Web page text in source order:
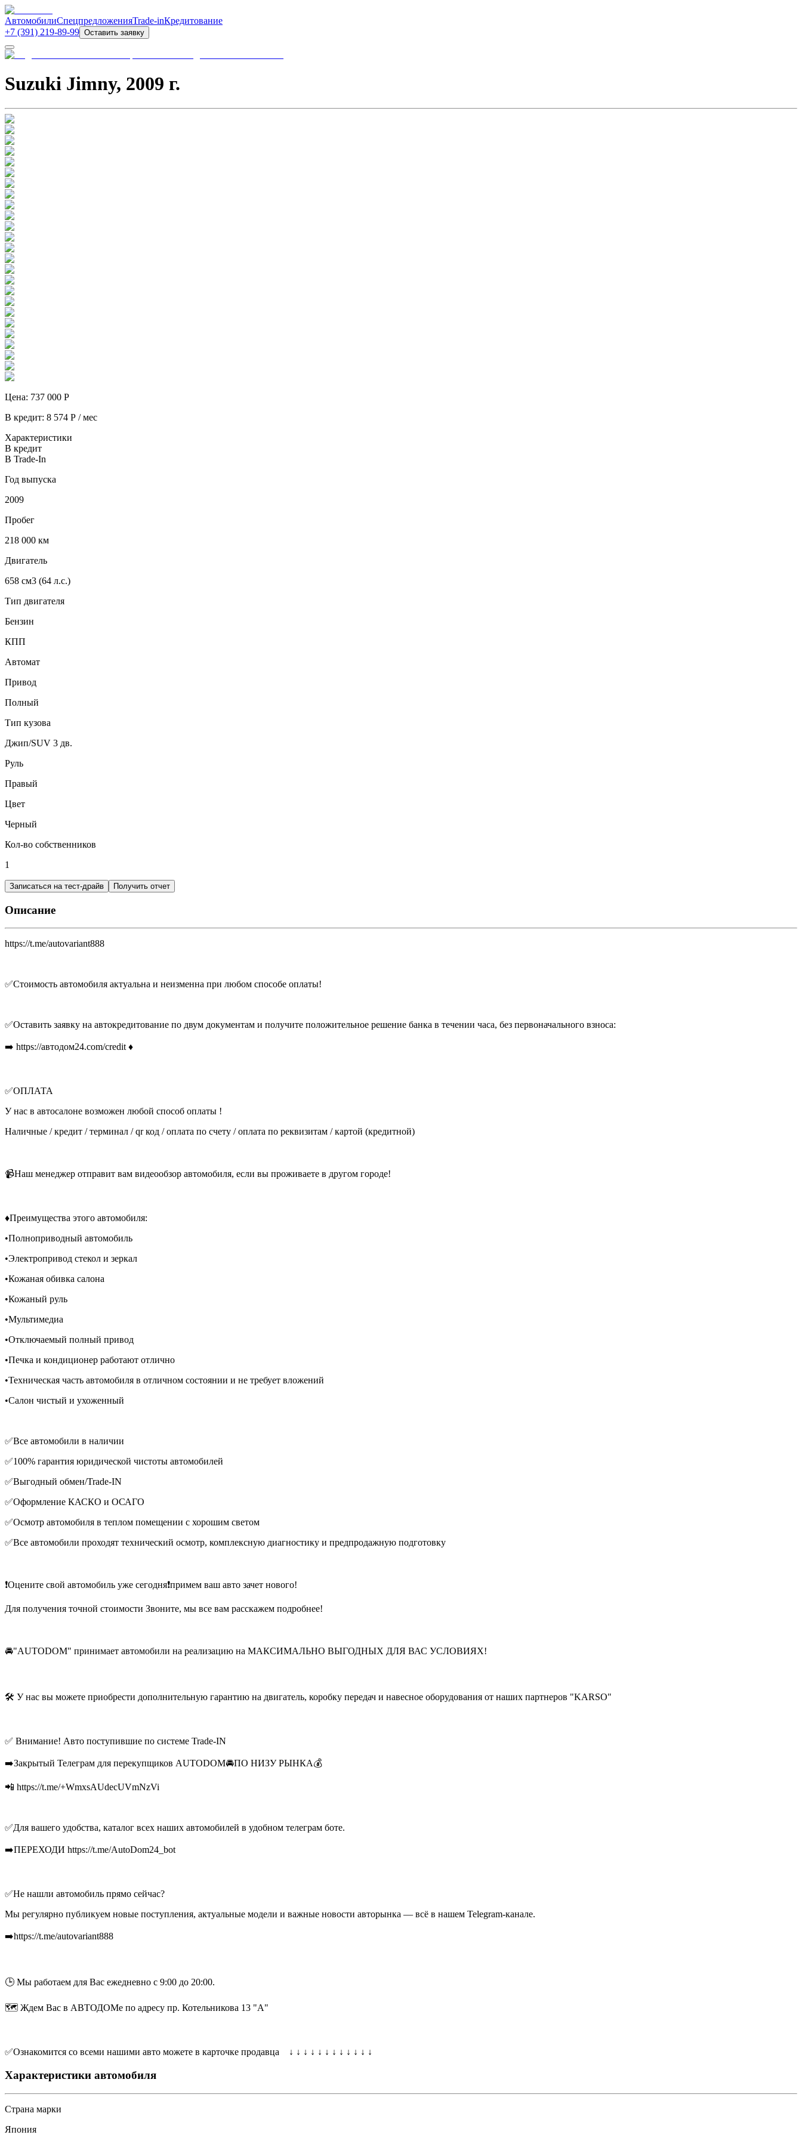
АвтомобилиСпецпредложенияTrade-inКредитование
+7 (391) 219-89-99 Оставить заявку
Suzuki Jimny, 2009 г.
Цена: 737 000 Р
В кредит: 8 574 Р / мес
Характеристики
В кредит
В Trade-In
Год выпуска
2009
Пробег
218 000 км
Двигатель
658 см3 (64 л.с.)
Тип двигателя
Бензин
КПП
Автомат
Привод
Полный
Тип кузова
Джип/SUV 3 дв.
Руль
Правый
Цвет
Черный
Кол-во собственников
1
Записаться на тест-драйв Получить отчет
Описание
https://t.me/autovariant888
✅Стоимость автомобиля актуальна и неизменна при любом способе оплаты!
✅Оставить заявку на автокредитование по двум документам и получите положительное решение банка в течении часа, без первоначального взноса:
➡️ https://автодом24.com/credit ♦️
✅ОПЛАТА
У нас в автосалоне возможен любой способ оплаты !
Наличные / кредит / терминал / qr код / оплата по счету / оплата по реквизитам / картой (кредитной)
📹Наш менеджер отправит вам видеообзор автомобиля, если вы проживаете в другом городе!
♦️Преимущества этого автомобиля:
•Полноприводный автомобиль
•Электропривод стекол и зеркал
•Кожаная обивка салона
•Кожаный руль
•Мультимедиа
•Отключаемый полный привод
•Печка и кондиционер работают отлично
•Техническая часть автомобиля в отличном состоянии и не требует вложений
•Салон чистый и ухоженный
✅Все автомобили в наличии
✅100% гарантия юридической чистоты автомобилей
✅Выгодный обмен/Trade-IN
✅Оформление КАСКО и ОСАГО
✅Осмотр автомобиля в теплом помещении с хорошим светом
✅Все автомобили проходят технический осмотр, комплексную диагностику и предпродажную подготовку
❗️Оцените свой автомобиль уже сегодня❗️примем ваш авто зачет нового!
Для получения точной стоимости Звоните, мы все вам расскажем подробнее!
🚘"AUTODOM" принимает автомобили на реализацию на МАКСИМАЛЬНО ВЫГОДНЫХ ДЛЯ ВАС УСЛОВИЯХ!
🛠 У нас вы можете приобрести дополнительную гарантию на двигатель, коробку передач и навесное оборудования от наших партнеров "KARSO"
✅ Внимание! Авто поступившие по системе Trade-IN
➡️Закрытый Телеграм для перекупщиков AUTODOM🚘ПО НИЗУ РЫНКА💰
📲 https://t.me/+WmxsAUdecUVmNzVi
✅Для вашего удобства, каталог всех наших автомобилей в удобном телеграм боте.
➡️ПЕРЕХОДИ https://t.me/AutoDom24_bot
✅Не нашли автомобиль прямо сейчас?
Мы регулярно публикуем новые поступления, актуальные модели и важные новости авторынка — всё в нашем Telegram-канале.
➡️https://t.me/autovariant888
🕒 Мы работаем для Вас ежедневно с 9:00 до 20:00.
🗺 Ждем Вас в АВТОДОМе по адресу пр. Котельникова 13 "А"
✅Ознакомится со всеми нашими авто можете в карточке продавца ↓ ↓ ↓ ↓ ↓ ↓ ↓ ↓ ↓ ↓ ↓ ↓
Характеристики автомобиля
Страна марки
Япония